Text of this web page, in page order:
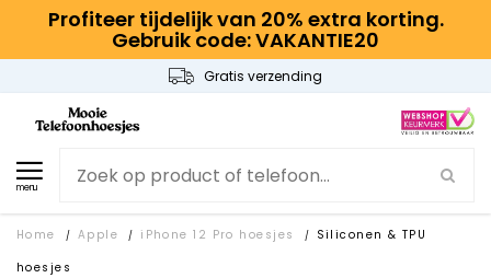
Profiteer tijdelijk van 20% extra korting.
Gebruik code: VAKANTIE20
Gratis verzending
menu
Home / Apple / iPhone 12 Pro hoesjes /
Siliconen & TPU
hoesjes